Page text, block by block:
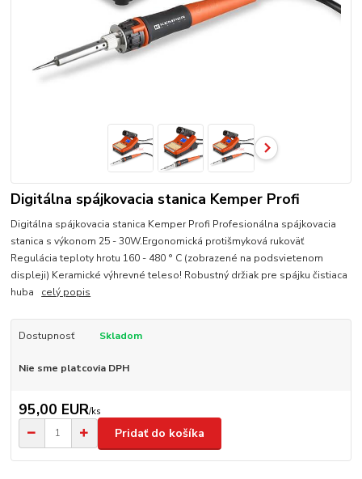
Digitálna spájkovacia stanica Kemper Profi
Digitálna spájkovacia stanica Kemper Profi Profesionálna spájkovacia
stanica s výkonom 25 - 30W.Ergonomická protišmyková rukoväť
Regulácia teploty hrotu 160 - 480 ° C (zobrazené na podsvietenom
displeji) Keramické výhrevné teleso! Robustný držiak pre spájku čistiaca
huba celý popis
Dostupnosť Skladom
Nie sme platcovia DPH
95,00 EUR/ks
Pridať do košíka